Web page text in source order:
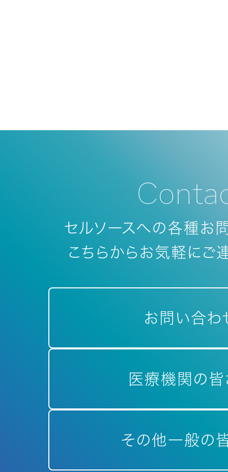
セルソースへの各種お
こちらからお気軽にご
お問い合わ
医療機関の皆
その他一般の